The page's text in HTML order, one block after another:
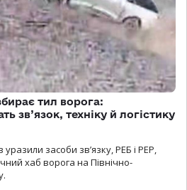
тил ворога:
зв’язок, техніку й логістику
засоби зв’язку, РЕБ і РЕР,
хаб ворога на Північно-